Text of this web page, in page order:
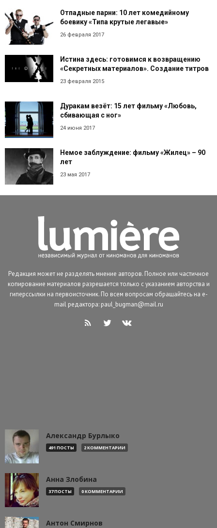
Отпадные парни: 10 лет комедийному
боевику «Типа крутые легавые»
26 февраля 2017
Истина здесь: готовимся к возвращению
«Секретных материалов». Создание титров
23 февраля 2015
Дуракам везёт: 15 лет фильму «Любовь,
сбивающая с ног»
24 июня 2017
Немое заблуждение: фильму «Жилец» – 90
лет
23 мая 2017
Редакция может не разделять мнение авторов. Полное или частичное
копирование материалов разрешается только с указанием авторства и
гиперссылки на первоисточник. По всем вопросам обращайтесь на e-
mail редактора: paul_bugman@mail.ru
Александр Бурлыко
491 ПОСТЫ 2 КОММЕНТАРИИ
Анна Злобина
37 ПОСТЫ 0 КОММЕНТАРИИ
Антон Смирнов